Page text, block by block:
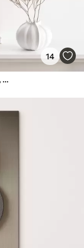
14
Paisaje abstracto con toques amarillos, una composición minimalista de tierra, agua y cielo, con colores apagados